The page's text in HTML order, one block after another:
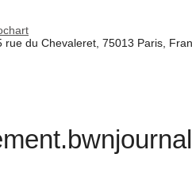
rue du Chevaleret, 75013 Paris,